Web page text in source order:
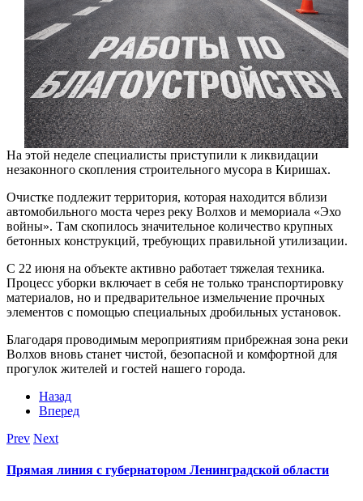
На этой неделе специалисты приступили к ликвидации
незаконного скопления строительного мусора в Киришах.
Очистке подлежит территория, которая находится вблизи
автомобильного моста через реку Волхов и мемориала «Эхо
войны». Там скопилось значительное количество крупных
бетонных конструкций, требующих правильной утилизации.
С 22 июня на объекте активно работает тяжелая техника.
Процесс уборки включает в себя не только транспортировку
материалов, но и предварительное измельчение прочных
элементов с помощью специальных дробильных установок.
Благодаря проводимым мероприятиям прибрежная зона реки
Волхов вновь станет чистой, безопасной и комфортной для
прогулок жителей и гостей нашего города.
Назад
Вперед
Prev Next
Прямая линия с губернатором Ленинградской области